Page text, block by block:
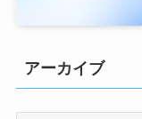
アーカイブ